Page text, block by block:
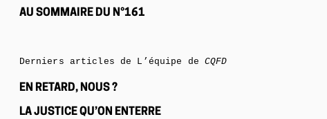
AU SOMMAIRE DU N°161
Derniers articles de L’équipe de CQFD
EN RETARD, NOUS ?
LA JUSTICE QU’ON ENTERRE